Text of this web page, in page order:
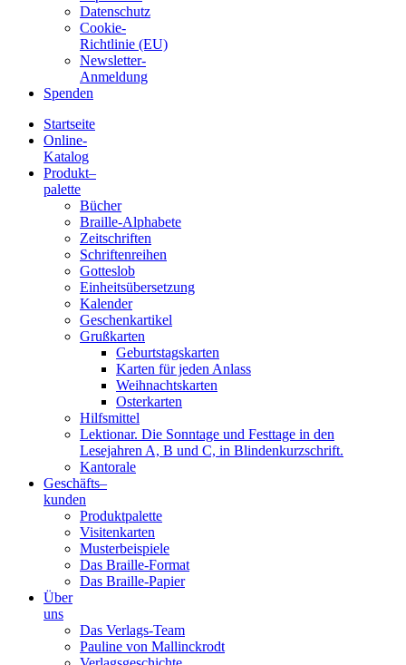
Datenschutz
Cookie-
Richtlinie (EU)
Newsletter-
Anmeldung
Spenden
Blindenschrift-
Verlag
Druckerei
gGmbH
Startseite
Online-
Katalog
Produkt–
palette
Bücher
Braille-Alphabete
Zeitschriften
Schriftenreihen
Gotteslob
Einheitsübersetzung
Kalender
Geschenkartikel
Grußkarten
Geburtstagskarten
Karten für jeden Anlass
Weihnachtskarten
Osterkarten
Hilfsmittel
Lektionar. Die Sonntage und Festtage in den
Lesejahren A, B und C, in Blindenkurzschrift.
Kantorale
Geschäfts­–
kunden
Produktpalette
Visitenkarten
Musterbeispiele
Das Braille-Format
Das Braille-Papier
Über
uns
Das Verlags-Team
Pauline von Mallinckrodt